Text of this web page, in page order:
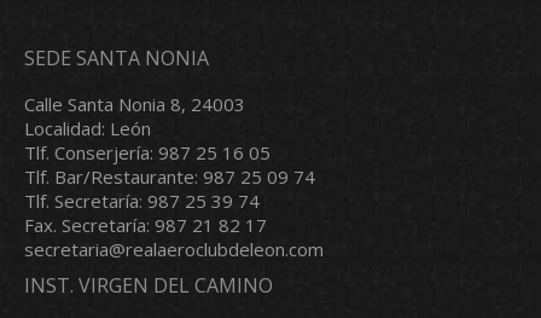
SEDE SANTA NONIA
Calle Santa Nonia 8, 24003
Localidad: León
Tlf. Conserjería: 987 25 16 05
Tlf. Bar/Restaurante: 987 25 09 74
Tlf. Secretaría: 987 25 39 74
Fax. Secretaría: 987 21 82 17
secretaria@realaeroclubdeleon.com
INST. VIRGEN DEL CAMINO